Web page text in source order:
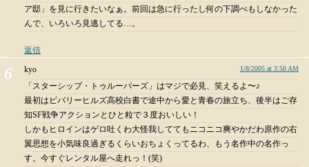
ア邸」を見に行きたいなぁ。前回は急に行ったし何の下調べもしなかった
んで、いろいろ見逃してる…。
返信
kyo
1/8/2005 at 3:50 AM
「スターシップ・トゥルーパーズ」はマジで必見、笑えるよ〜♪
最初はビバリーヒルズ高校白書で途中から愛と青春の旅立ち、後半はご存
知SF戦争アクションとひと粒で３度おいしい！
しかもヒロインはゲロ吐くわ大怪我しててもニコニコ爽やかだわ原作の右
翼思想を小気味良過ぎるくらいおちょくってるわ、もう名作中の名作っ
す。今すぐレンタル屋へ走れっ！(笑)